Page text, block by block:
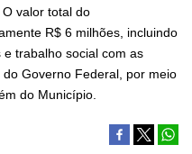
valor total do
R$ 6 milhões, incluindo
trabalho social com as
Governo Federal, por meio
do Município.